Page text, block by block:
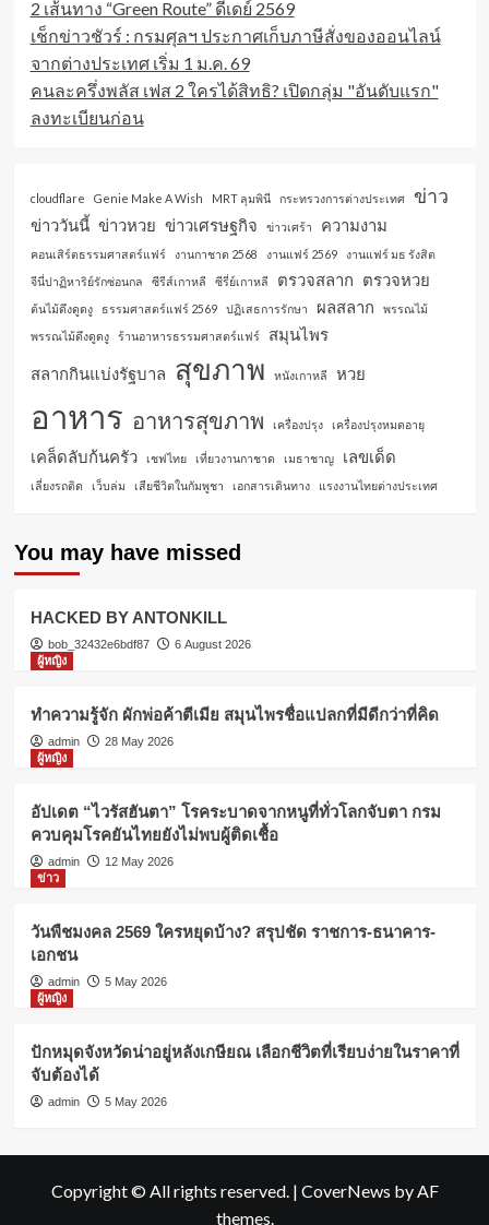
2 เส้นทาง “Green Route” ดีเดย์ 2569
เช็กข่าวชัวร์ : กรมศุลฯ ประกาศเก็บภาษีสั่งของออนไลน์
จากต่างประเทศ เริ่ม 1 ม.ค. 69
คนละครึ่งพลัส เฟส 2 ใครได้สิทธิ? เปิดกลุ่ม "อันดับแรก"
ลงทะเบียนก่อน
cloudflare Genie Make A Wish MRT ลุมพินี กระทรวงการต่างประเทศ ข่าว
ข่าววันนี้ ข่าวหวย ข่าวเศรษฐกิจ ข่าวเศร้า ความงาม
คอนเสิร์ตธรรมศาสตร์แฟร์ งานกาชาด 2568 งานแฟร์ 2569
งานแฟร์ มธ รังสิต
จีนี่ปาฏิหาริย์รักซ่อนกล
ซีรีส์เกาหลี ซีรี่ย์เกาหลี ตรวจสลาก ตรวจหวย
ต้นไม้ดึงดูดงู ธรรมศาสตร์แฟร์ 2569 ปฏิเสธการรักษา ผลสลาก
พรรณไม้
พรรณไม้ดึงดูดงู
ร้านอาหารธรรมศาสตร์แฟร์
สมุนไพร
สลากกินแบ่งรัฐบาล สุขภาพ หนังเกาหลี หวย
อาหาร อาหารสุขภาพ เครื่องปรุง เครื่องปรุงหมดอายุ
เคล็ดลับก้นครัว เชฟไทย เที่ยวงานกาชาด เมธาชาญ เลขเด็ด
เลี่ยงรถติด เว็บล่ม เสียชีวิตในกัมพูชา เอกสารเดินทาง แรงงานไทยต่างประเทศ
You may have missed
HACKED BY ANTONKILL
bob_32432e6bdf87
6 August 2026
ผู้หญิง
ทำความรู้จัก ผักพ่อค้าตีเมีย สมุนไพรชื่อแปลกที่มีดีกว่าที่คิด
admin
28 May 2026
ผู้หญิง
อัปเดต “ไวรัสฮันตา” โรคระบาดจากหนูที่ทั่วโลกจับตา กรม
ควบคุมโรคยันไทยยังไม่พบผู้ติดเชื้อ
admin
12 May 2026
ข่าว
วันพืชมงคล 2569 ใครหยุดบ้าง? สรุปชัด ราชการ-ธนาคาร-
เอกชน
admin
5 May 2026
ผู้หญิง
ปักหมุดจังหวัดน่าอยู่หลังเกษียณ เลือกชีวิตที่เรียบง่ายในราคาที่
จับต้องได้
admin 5 May 2026
Copyright © All rights reserved. | CoverNews by AF
themes.